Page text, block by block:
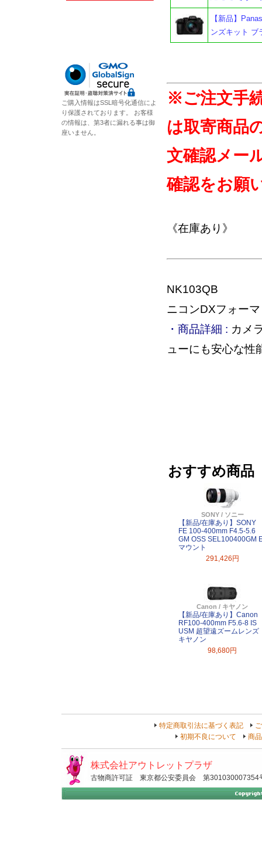
【新品】
ンズキット ブ
※ご注文手
は取寄商品
文確認メー
確認をお願
《在庫あり》
NK103QB
ニコンDXフォー
・商品詳細 : カメ
ューにも安心な性
おすすめ商品
SONY / ソニー
【新品/在庫あり】SONY
FE 100-400mm F4.5-5.6
GM OSS SEL100400GM
マウント
291,426円
Canon / キヤノン
【新品/在庫あり】Canon
RF100-400mm F5.6-8 IS
USM 超望遠ズームレンズ
キヤノン
98,680円
ご購入情報はSSL暗号化通信によ
り保護されております。 お客様
の情報は、第3者に漏れる事は御
座いません。
特定商取引法に基づく表記
初期不良について
商
株式会社アウトレットプラザ
古物商許可証 東京都公安委員会 第301030007354